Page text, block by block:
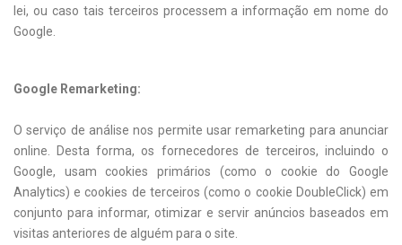
lei, ou caso tais terceiros processem a informação em nome do
Google.
Google Remarketing:
O serviço de análise nos permite usar remarketing para anunciar
online. Desta forma, os fornecedores de terceiros, incluindo o
Google, usam cookies primários (como o cookie do Google
Analytics) e cookies de terceiros (como o cookie DoubleClick) em
conjunto para informar, otimizar e servir anúncios baseados em
visitas anteriores de alguém para o site.